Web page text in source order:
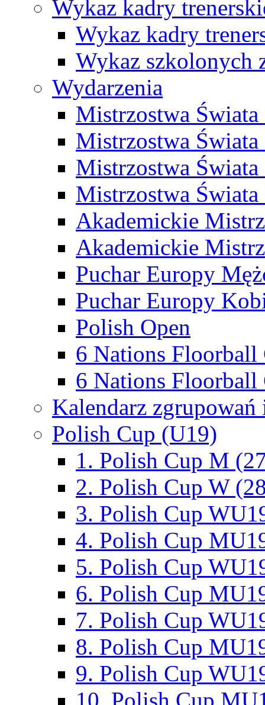
Wykaz kadry
Wykaz kadry
Wykaz szkolonych
Wydarzenia
Mistrzostwa
Mistrzostwa
Mistrzostwa
Mistrzostwa
Akademickie
Akademickie
Puchar Europy
Puchar Europy
Polish Open
6 Nations Floorball
6 Nations Floorball
Kalendarz
Polish Cup (U19)
1. Polish Cup M
2. Polish Cup W
3. Polish Cup
4. Polish Cup
5. Polish Cup
6. Polish Cup
7. Polish Cup
8. Polish Cup
9. Polish Cup
10. Polish Cup